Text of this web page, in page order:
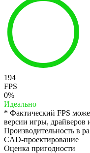
194
FPS
0%
Идеально
* Фактический FPS
версии игры, драйверов
Производительность в
CAD-проектирование
Оценка пригодности